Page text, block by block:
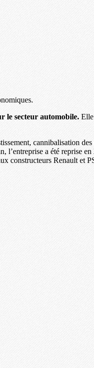
le secteur automobile.
cannibalisation des
l’entreprise a été reprise
constructeurs Renault et